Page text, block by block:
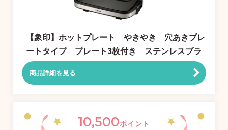
【象印】ホットプレート やきやき 穴あきプレ
ートタイプ プレート3枚付き ステンレスブラ
ック EA-GW30-XB
商品詳細を見る
10,500ポイント